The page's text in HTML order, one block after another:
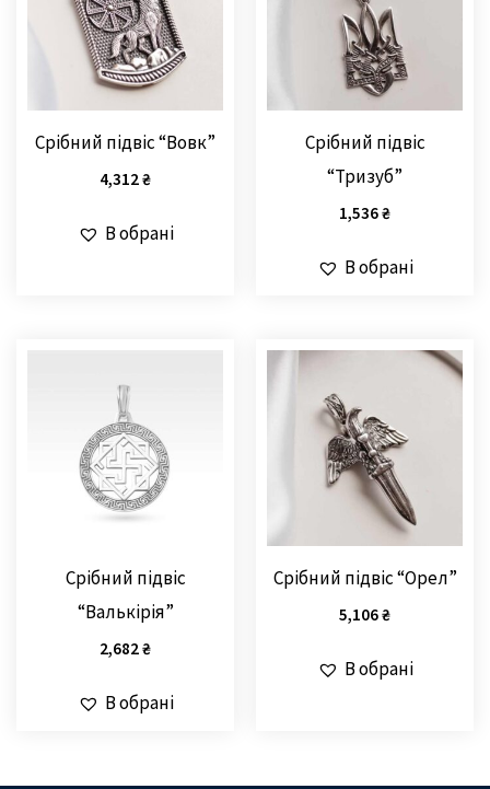
Срібний підвіс “Вовк”
4,312₴
В обрані
Срібний підвіс
“Тризуб”
1,536₴
В обрані
Срібний підвіс
“Валькірія”
2,682₴
В обрані
Срібний підвіс “Орел”
5,106₴
В обрані